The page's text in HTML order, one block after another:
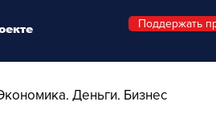
Деньги. Бизнес
Поддержать